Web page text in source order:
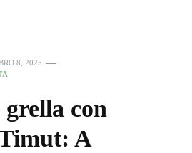
8, 2025
grella con
A